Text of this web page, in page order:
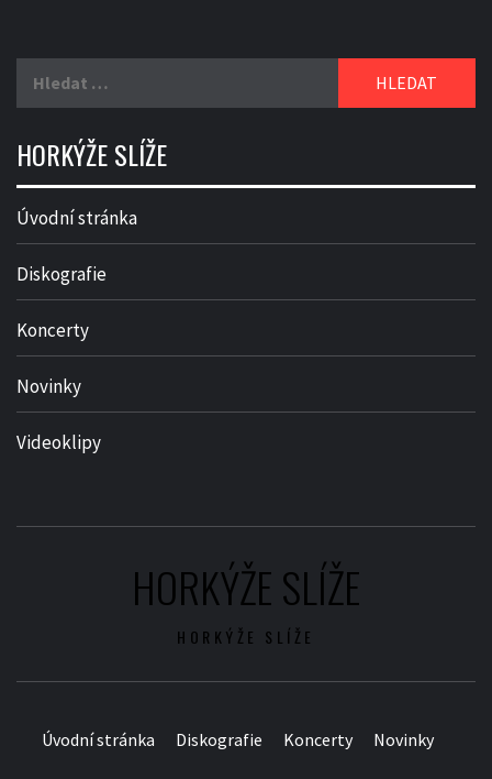
HORKÝŽE SLÍŽE
Úvodní stránka
Diskografie
Koncerty
Novinky
Videoklipy
HORKÝŽE SLÍŽE
HORKÝŽE SLÍŽE
Úvodní stránka Diskografie Koncerty Novinky